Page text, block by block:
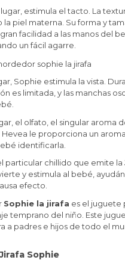
estimula el tacto. La
la piel materna. Su forma y
facilidad a las manos del
un fácil agarre.
Sophie estimula la vista.
es limitada, y las manchas
el olfato, el singular aroma
le proporciona un
identificarla.
particular chillido que emite la
y estimula al bebé,
efecto.
Sophie la jirafa es el juguete
temprano del niño. Este
a padres e hijos de todo el
Sophie